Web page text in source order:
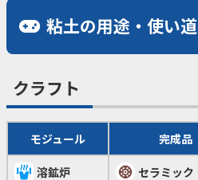
粘土の用途・使い道
クラフト
モジュール 完成品
溶鉱炉 セラミック